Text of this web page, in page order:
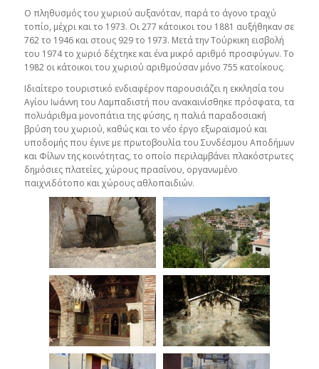
Ο πληθυσμός του χωριού αυξανόταν, παρά το άγονο τραχύ
τοπίο, μέχρι και το 1973. Οι 277 κάτοικοι του 1881 αυξήθηκαν σε
762 το 1946 και στους 929 το 1973. Μετά την Τούρκικη εισβολή
του 1974 το χωριό δέχτηκε και ένα μικρό αριθμό προσφύγων. Το
1982 οι κάτοικοι του χωριού αριθμούσαν μόνο 755 κατοίκους.
Ιδιαίτερο τουριστικό ενδιαφέρον παρουσιάζει η εκκλησία του
Αγίου Ιωάννη του Λαμπαδιστή που ανακαινίσθηκε πρόσφατα, τα
πολυάριθμα μονοπάτια της φύσης, η παλιά παραδοσιακή
βρύση του χωριού, καθώς και το νέο έργο εξωραϊσμού και
υποδομής που έγινε με πρωτοβουλία του Συνδέσμου Αποδήμων
και Φίλων της κοινότητας, το οποίο περιλαμβάνει πλακόστρωτες
δημόσιες πλατείες, χώρους πρασίνου, οργανωμένο
παιχνιδότοπο και χώρους αθλοπαιδιών.